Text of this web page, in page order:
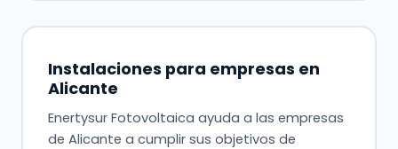
Instalaciones para empresas en
Alicante
Enertysur Fotovoltaica ayuda a las empresas
de Alicante a cumplir sus objetivos de